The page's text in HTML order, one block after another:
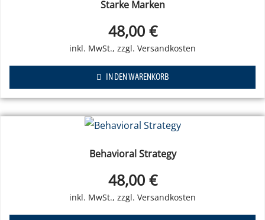
Starke Marken
48,00 €
IN DEN WARENKORB
Behavioral Strategy
48,00 €